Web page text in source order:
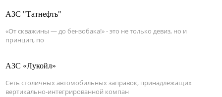
АЗС "Татнефть"
«От скважины — до бензобака!» - это не только девиз, но и
принцип, по
АЗС «Лукойл»
Сеть столичных автомобильных заправок, принадлежащих
вертикально-интегрированной компан